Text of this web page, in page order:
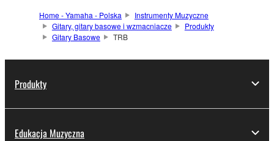
Home - Yamaha - Polska
Instrumenty Muzyczne
Gitary, gitary basowe i wzmacniacze
Produkty
Gitary Basowe
TRB
Produkty
Edukacja Muzyczna